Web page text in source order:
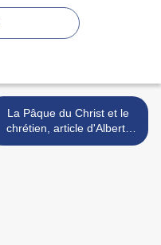
La Pâque du Christ et le
chrétien, article d'Albert-
Marie BESNARD de 1965 >